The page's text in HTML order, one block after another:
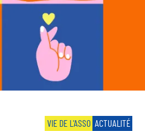
VIE DE L'ASSO ACTUALITÉ